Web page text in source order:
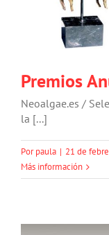
Premios
Neoalgae.es /
la [...]
Porpaula | 21 de
Más información